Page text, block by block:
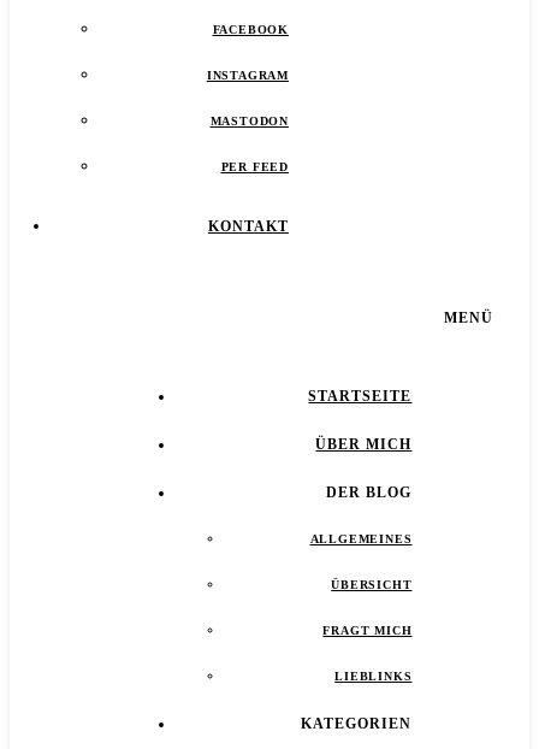
FACEBOOK
INSTAGRAM
MASTODON
PER FEED
KONTAKT
MENÜ
STARTSEITE
ÜBER MICH
DER BLOG
ALLGEMEINES
ÜBERSICHT
FRAGT MICH
LIEBLINKS
KATEGORIEN